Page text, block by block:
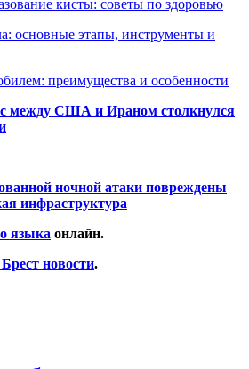
кисты: советы по здоровью
основные этапы, инструменты и
преимущества и особенности
между США и Ираном столкнулся
ночной атаки повреждены
инфраструктура
языка онлайн.
новости.